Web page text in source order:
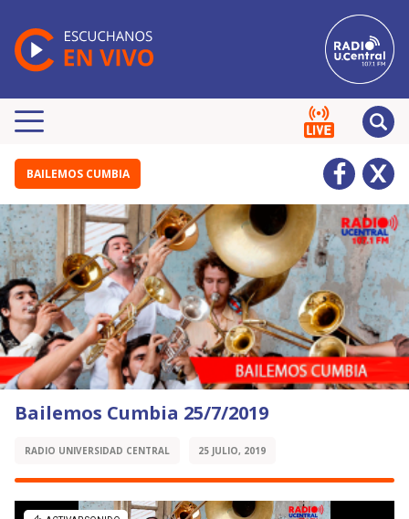
BAILEMOS CUMBIA
Bailemos Cumbia 25/7/2019
RADIO UNIVERSIDAD CENTRAL 25 JULIO, 2019